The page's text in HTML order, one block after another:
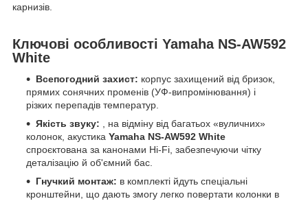
карнизів.
Ключові особливості Yamaha NS-AW592
White
Всепогодний захист: корпус захищений від бризок,
прямих сонячних променів (УФ-випромінювання) і
різких перепадів температур.
Якість звуку: , на відміну від багатьох «вуличних»
колонок, акустика Yamaha NS-AW592 White
спроєктована за канонами Hi-Fi, забезпечуючи чітку
деталізацію й об'ємний бас.
Гнучкий монтаж: в комплекті йдуть спеціальні
кронштейни, що дають змогу легко повертати колонки в